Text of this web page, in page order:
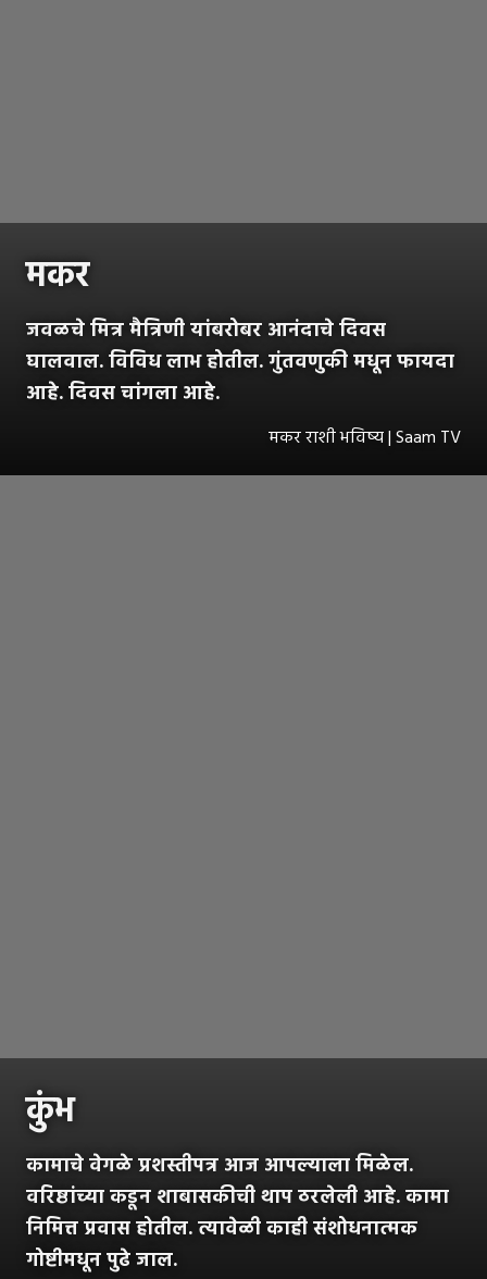
मकर
जवळचे मित्र मैत्रिणी यांबरोबर आनंदाचे दिवस
घालवाल. विविध लाभ होतील. गुंतवणुकी मधून फायदा
आहे. दिवस चांगला आहे.
मकर राशी भविष्य | Saam TV
कुंभ
कामाचे वेगळे प्रशस्तीपत्र आज आपल्याला मिळेल.
वरिष्ठांच्या कडून शाबासकीची थाप ठरलेली आहे. कामा
निमित्त प्रवास होतील. त्यावेळी काही संशोधनात्मक
गोष्टीमधून पुढे जाल.